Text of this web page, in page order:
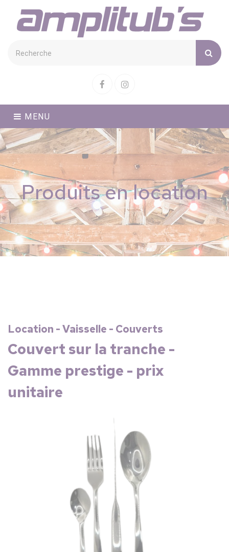
FacebookInstagram
MENU
Produits en location
Location - Vaisselle - Couverts
Couvert sur la tranche -
Gamme prestige - prix
unitaire
Cookies management panel